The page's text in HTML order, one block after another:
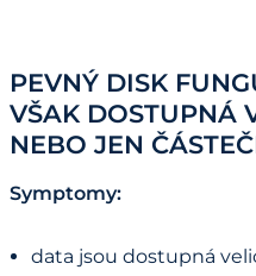
PEVNÝ DISK
VŠAK DOSTUPNÁ
NEBO JEN
Symptomy:
data jsou dostupná